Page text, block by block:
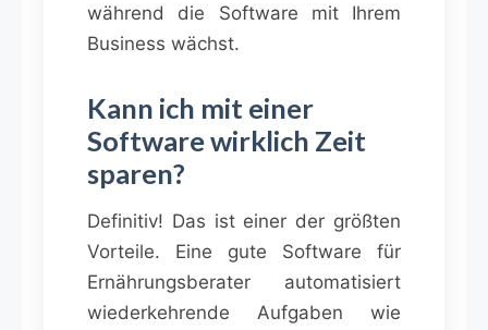
während die Software mit Ihrem
Business wächst.
Kann ich mit einer
Software wirklich Zeit
sparen?
Definitiv! Das ist einer der größten
Vorteile. Eine gute Software für
Ernährungsberater automatisiert
wiederkehrende Aufgaben wie